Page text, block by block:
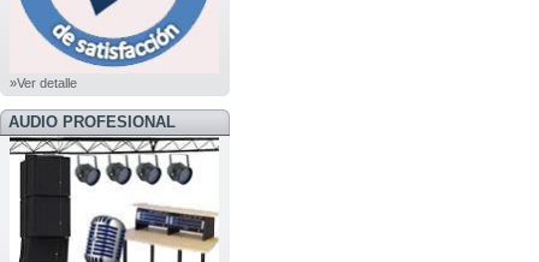
»Ver detalle
AUDIO PROFESIONAL